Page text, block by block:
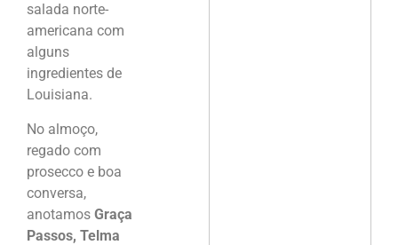
salada norte-
americana com
alguns
ingredientes de
Louisiana.
No almoço,
regado com
prosecco e boa
conversa,
anotamos Graça
Passos, Telma